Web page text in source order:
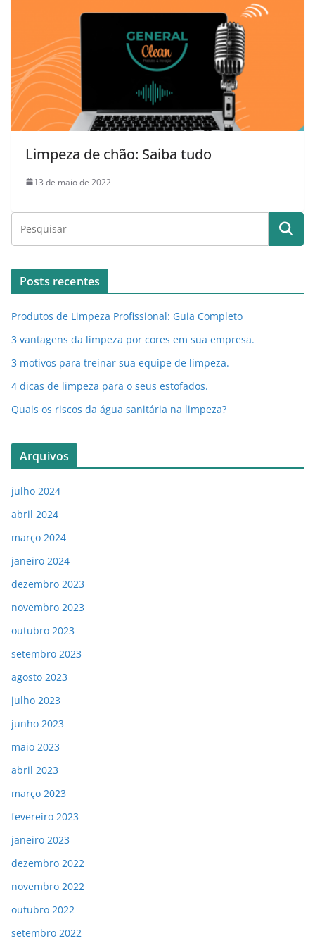
Limpeza de chão: Saiba tudo
13 de maio de 2022
Posts recentes
Produtos de Limpeza Profissional: Guia Completo
3 vantagens da limpeza por cores em sua empresa.
3 motivos para treinar sua equipe de limpeza.
4 dicas de limpeza para o seus estofados.
Quais os riscos da água sanitária na limpeza?
Arquivos
julho 2024
abril 2024
março 2024
janeiro 2024
dezembro 2023
novembro 2023
outubro 2023
setembro 2023
agosto 2023
julho 2023
junho 2023
maio 2023
abril 2023
março 2023
fevereiro 2023
janeiro 2023
dezembro 2022
novembro 2022
outubro 2022
setembro 2022